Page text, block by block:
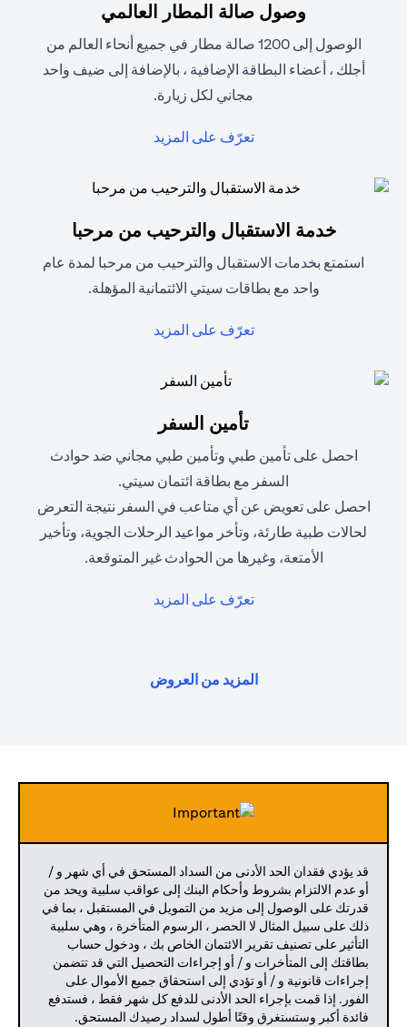
وصول صالة المطار العالمي
الوصول إلى 1200 صالة مطار في جميع أنحاء العالم من
أجلك ، أعضاء البطاقة الإضافية ، بالإضافة إلى ضيف واحد
مجاني لكل زيارة.
تعرّف على المزيد
خدمة الاستقبال والترحيب من مرحبا
استمتع بخدمات الاستقبال والترحيب من مرحبا لمدة عام
واحد مع بطاقات سيتي الائتمانية المؤهلة.
تعرّف على المزيد
تأمين السفر
احصل على تأمين طبي وتأمين طبي مجاني ضد حوادث
السفر مع بطاقة ائتمان سيتي.
احصل على تعويض عن أي متاعب في السفر نتيجة التعرض
لحالات طبية طارئة، وتأخر مواعيد الرحلات الجوية، وتأخير
الأمتعة، وغيرها من الحوادث غير المتوقعة.
تعرّف على المزيد
المزيد من العروض
قد يؤدي فقدان الحد الأدنى من السداد المستحق في أي شهر و /
أو عدم الالتزام بشروط وأحكام البنك إلى عواقب سلبية ويحد من
قدرتك على الوصول إلى مزيد من التمويل في المستقبل ، بما في
ذلك على سبيل المثال لا الحصر ، الرسوم المتأخرة ، وهي سلبية
التأثير على تصنيف تقرير الائتمان الخاص بك ، ودخول حساب
بطاقتك إلى المتأخرات و / أو إجراءات التحصيل التي قد تتضمن
إجراءات قانونية و / أو تؤدي إلى استحقاق جميع الأموال على
الفور. إذا قمت بإجراء الحد الأدنى للدفع كل شهر فقط ، فستدفع
فائدة أكبر وستستغرق وقتًا أطول لسداد رصيدك المستحق.